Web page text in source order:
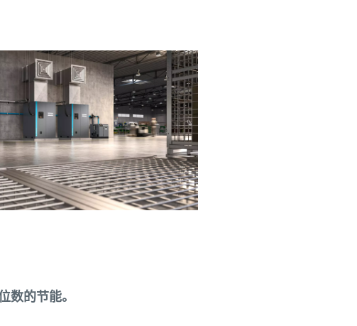
数的节能。